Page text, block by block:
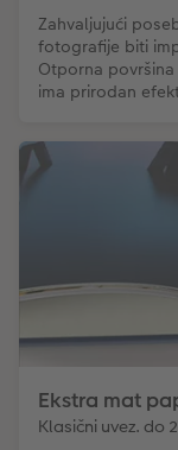
Zahvaljujući
fotografije biti
Otporna
ima prirodan
Ekstra mat
Klasični uvez. do